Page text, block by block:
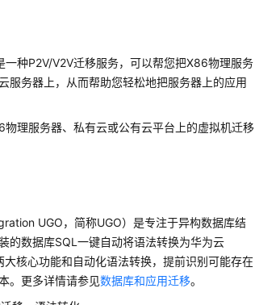
种P2V/V2V迁移服务，可以帮您把X86物理服务
服务器 上，从而帮助您轻松地把服务器上的应用
理服务器、私有云或公有云平台上的虚拟机迁移
UGO，简称UGO）是专注于异构数据库结
的数据库SQL一键自动将语法转换为华为云
核心功能和自动化语法转换，提前识别可能存在
。更多详情请参见数据库和应用迁移。